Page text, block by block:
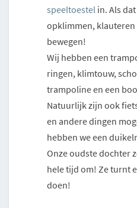
speeltoestel in. Als
opklimmen, klauteren
bewegen!
Wij hebben een
ringen, klimtouw,
trampoline en een
Natuurlijk zijn ook
en andere dingen
hebben we een
Onze oudste dochter
hele tijd om! Ze turnt
doen!